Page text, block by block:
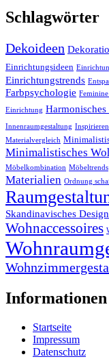
Schlagwörter
Dekoideen
Einrichtungsideen
Einrichtungstrends
Farbpsychologie
Einrichtung Harmonisches
Innenraumgestaltung
Materialvergleich
Minimalistisches
Möbelkombination Möbeltrends
Materialien Ordnung
Skandinavisches Design
Wohnaccessoires
Informationen
Startseite
Impressum
Datenschutz